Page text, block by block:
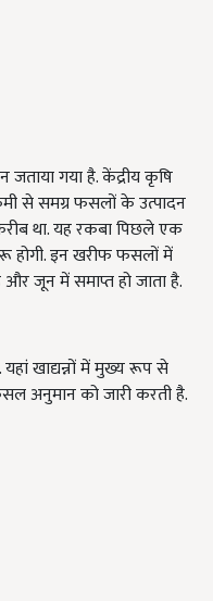
गया है. केंद्रीय कृषि
से समग्र फसलों के उत्पादन
था. यह रकबा पिछले एक
होगी. इन खरीफ फसलों में
जून में समाप्त हो जाता है.
खाद्यन्नों में मुख्य रूप से
अनुमान को जारी करती है.